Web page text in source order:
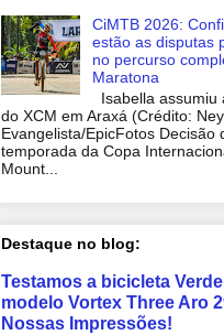
CiMTB 2026:
estão as disputas
no percurso
Maratona
Isabella assumiu
do XCM em Araxá (Crédito: Ney
Evangelista/EpicFotos Decisão
temporada da Copa
Mount...
Destaque no blog:
Testamos a bicicleta
modelo Vortex Three Aro
Nossas Impressões!